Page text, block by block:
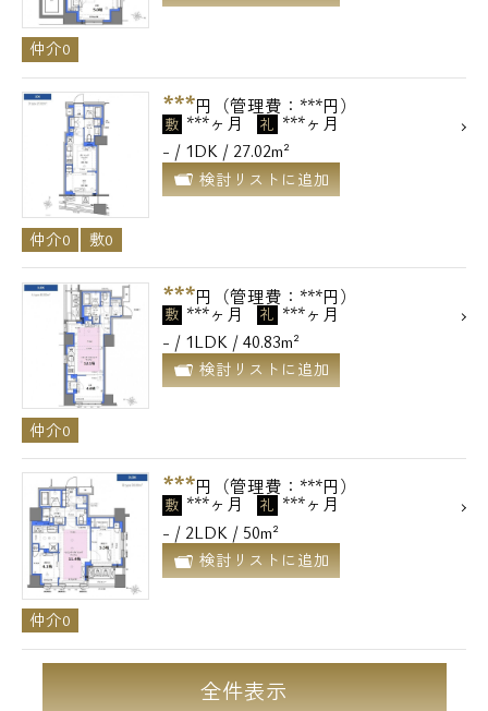
仲介0
***円（管理費：***円）
敷 ***ヶ月 礼 ***ヶ月
- / 1DK / 27.02m²
検討リストに追加
仲介0 敷0
***円（管理費：***円）
敷 ***ヶ月 礼 ***ヶ月
- / 1LDK / 40.83m²
検討リストに追加
仲介0
***円（管理費：***円）
敷 ***ヶ月 礼 ***ヶ月
- / 2LDK / 50m²
検討リストに追加
仲介0
全件表示